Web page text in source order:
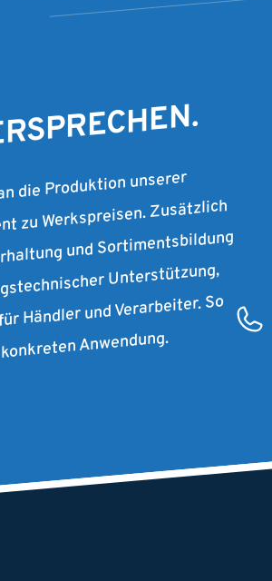
die Produktion unserer
Werkspreisen. Zusätzlich
und Sortimentsbildung
Unterstützung,
Händler und Verarbeiter. So
Anwendung.